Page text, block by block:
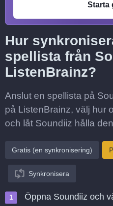
Starta
Hur
spellista från
ListenBrainz?
Anslut en spellista på
på ListenBrainz, välj hur
och låt Soundiiz hålla
Gratis (en synkronisering)
Synkronisera
Öppna Soundiiz och